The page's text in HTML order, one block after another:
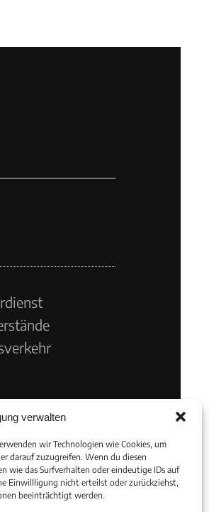
verwalten
wir Technologien wie Cookies, um
darauf zuzugreifen. Wenn du diesen
wie das Surfverhalten oder eindeutige IDs auf
Einwillligung nicht erteilst oder zurückziehst,
beeinträchtigt werden.